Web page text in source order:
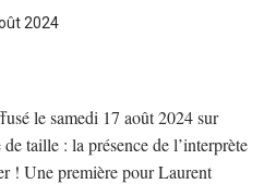
2024
le samedi 17 août 2024 sur
taille : la présence de l’interprète
! Une première pour Laurent